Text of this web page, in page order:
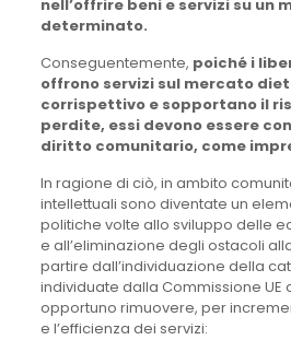
nell’offrire beni e servizi su un
determinato.
Conseguentemente, poiché i
offrono servizi sul mercato
corrispettivo e sopportano il
perdite, essi devono essere
diritto comunitario, come
In ragione di ciò, in ambito
intellettuali sono diventate un
politiche volte allo sviluppo delle
e all’eliminazione degli ostacoli
partire dall’individuazione della
individuate dalla Commissione UE
opportuno rimuovere, per
e l’efficienza dei servizi: